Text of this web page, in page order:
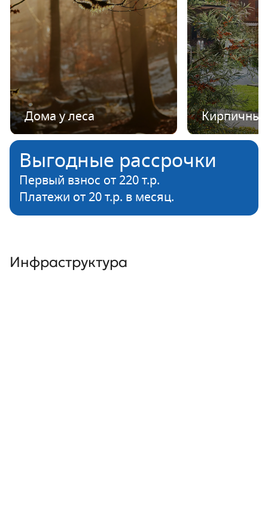
Дома у леса
Выгодные рассрочки
Первый взнос от 220 т.р.
Платежи от 20 т.р. в месяц.
Инфраструктура